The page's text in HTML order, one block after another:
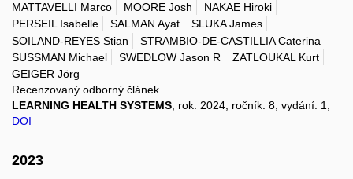
MATTAVELLI Marco
MOORE Josh
NAKAE Hiroki
PERSEIL Isabelle
SALMAN Ayat
SLUKA James
SOILAND-REYES Stian
STRAMBIO-DE-CASTILLIA Caterina
SUSSMAN Michael
SWEDLOW Jason R
ZATLOUKAL Kurt
GEIGER Jörg
Recenzovaný odborný článek
LEARNING HEALTH SYSTEMS , rok: 2024, ročník: 8, vydání: 1,
DOI
2023